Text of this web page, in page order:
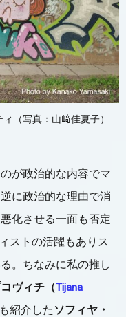
（写真：山﨑佳夏子）
が政治的な内容でマ
に政治的な理由で消
化させる一面も否定
ストの活躍もありス
。ちなみに私の推し
ヴィチ（Tijana
紹介した ソフィヤ・